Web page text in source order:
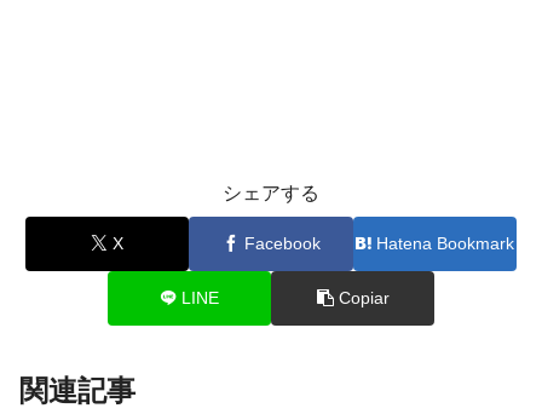
シェアする
X Facebook Hatena Bookmark
LINE Copiar
関連記事